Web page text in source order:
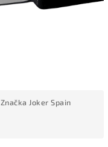
Značka Joker Spain